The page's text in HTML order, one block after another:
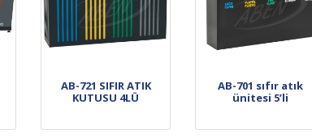
AB-721 SIFIR ATIK
KUTUSU 4LÜ
AB-701 sıfır atık
ünitesi 5’li